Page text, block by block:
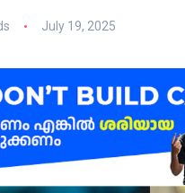
July 19, 2025